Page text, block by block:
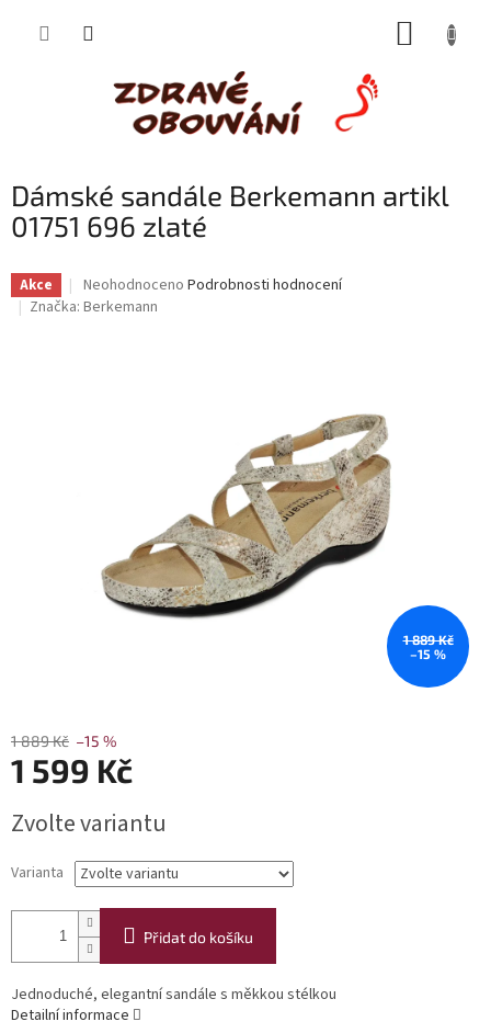
Dámské sandále Berkemann artikl
01751 696 zlaté
Akce
Průměrné
hodnocení
Neohodnoceno Podrobnosti hodnocení
Značka: Berkemann
1 889 Kč
–15 %
1 889 Kč –15 %
1 599 Kč
cena:
Zvolte variantu
Varianta
Přidat do košíku
Jednoduché, elegantní sandále s měkkou stélkou
Detailní informace